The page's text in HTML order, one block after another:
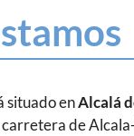
situado enAlcalá
de